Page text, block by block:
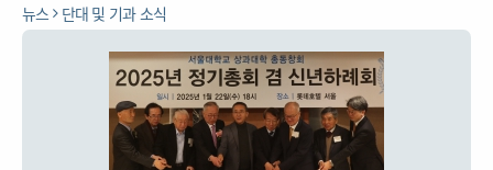
뉴스 단대 및 기과 소식